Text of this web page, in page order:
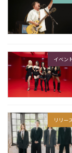
イベン
リリース